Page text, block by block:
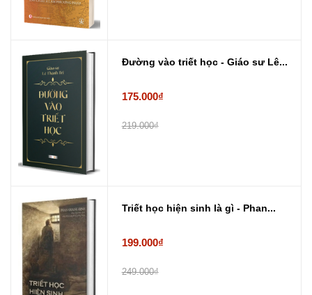
Đường vào triết học - Giáo sư Lê...
175.000₫
219.000₫
Triết học hiện sinh là gì - Phan...
199.000₫
249.000₫